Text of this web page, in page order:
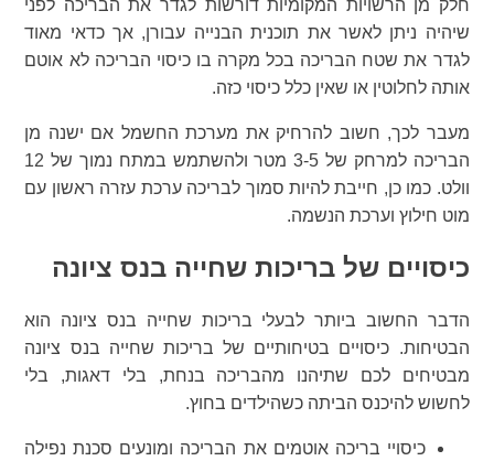
חלק מן הרשויות המקומיות דורשות לגדר את הבריכה לפני
שיהיה ניתן לאשר את תוכנית הבנייה עבורן, אך כדאי מאוד
לגדר את שטח הבריכה בכל מקרה בו כיסוי הבריכה לא אוטם
אותה לחלוטין או שאין כלל כיסוי כזה.
מעבר לכך, חשוב להרחיק את מערכת החשמל אם ישנה מן
הבריכה למרחק של 3-5 מטר ולהשתמש במתח נמוך של 12
וולט. כמו כן, חייבת להיות סמוך לבריכה ערכת עזרה ראשון עם
מוט חילוץ וערכת הנשמה.
כיסויים של בריכות שחייה בנס ציונה
הדבר החשוב ביותר לבעלי בריכות שחייה בנס ציונה הוא
הבטיחות. כיסויים בטיחותיים של בריכות שחייה בנס ציונה
מבטיחים לכם שתיהנו מהבריכה בנחת, בלי דאגות, בלי
לחשוש להיכנס הביתה כשהילדים בחוץ.
כיסויי בריכה אוטמים את הבריכה ומונעים סכנת נפילה